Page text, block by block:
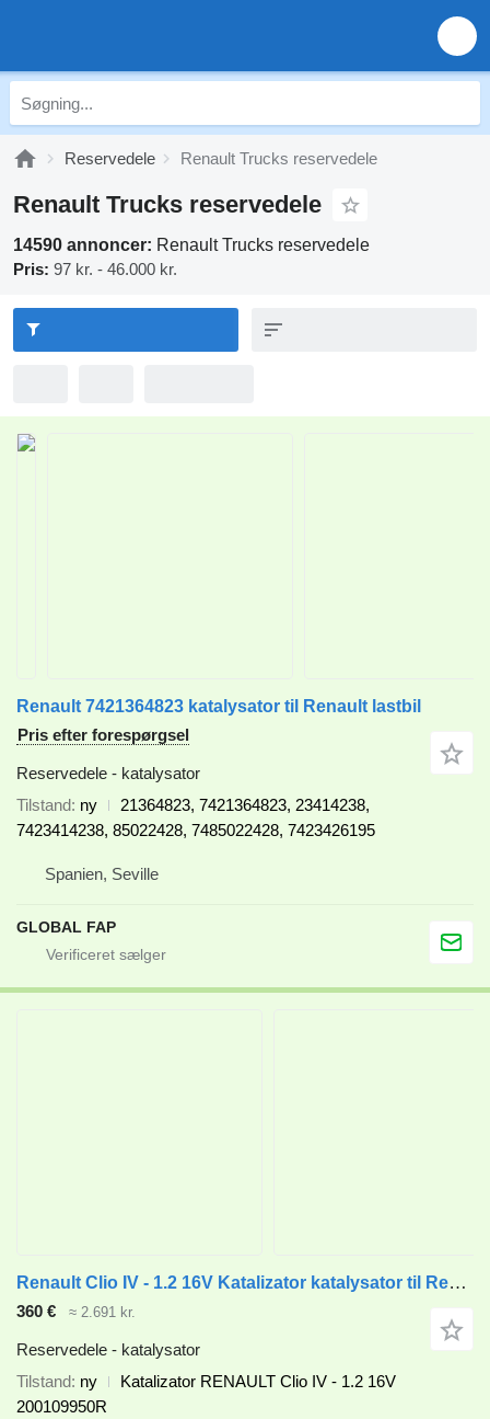
Reservedele Renault Trucks reservedele
Renault Trucks reservedele
14590 annoncer: Renault Trucks reservedele
Pris: 97 kr. - 46.000 kr.
Renault 7421364823 katalysator til Renault lastbil
Pris efter forespørgsel
Reservedele - katalysator
Tilstand ny
21364823, 7421364823, 23414238,
7423414238, 85022428, 7485022428, 7423426195
Spanien, Seville
GLOBAL FAP
Renault Clio IV - 1.2 16V Katalizator katalysator til Renault Clio IV - 1.2 16V bil
360 € ≈ 2.691 kr.
Reservedele - katalysator
Tilstand ny
Katalizator RENAULT Clio IV - 1.2 16V
200109950R